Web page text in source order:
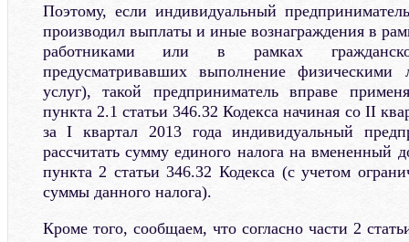
Поэтому, если индивидуальный
производил выплаты и иные вознаграждения в
работниками или в рамках гражданско-
предусматривавших выполнение физическими
услуг), такой предприниматель вправе
пункта 2.1 статьи 346.32 Кодекса начиная со II
за I квартал 2013 года индивидуальный
рассчитать сумму единого налога на вмененный
пункта 2 статьи 346.32 Кодекса (с учетом
суммы данного налога).
Кроме того, сообщаем, что согласно части 2